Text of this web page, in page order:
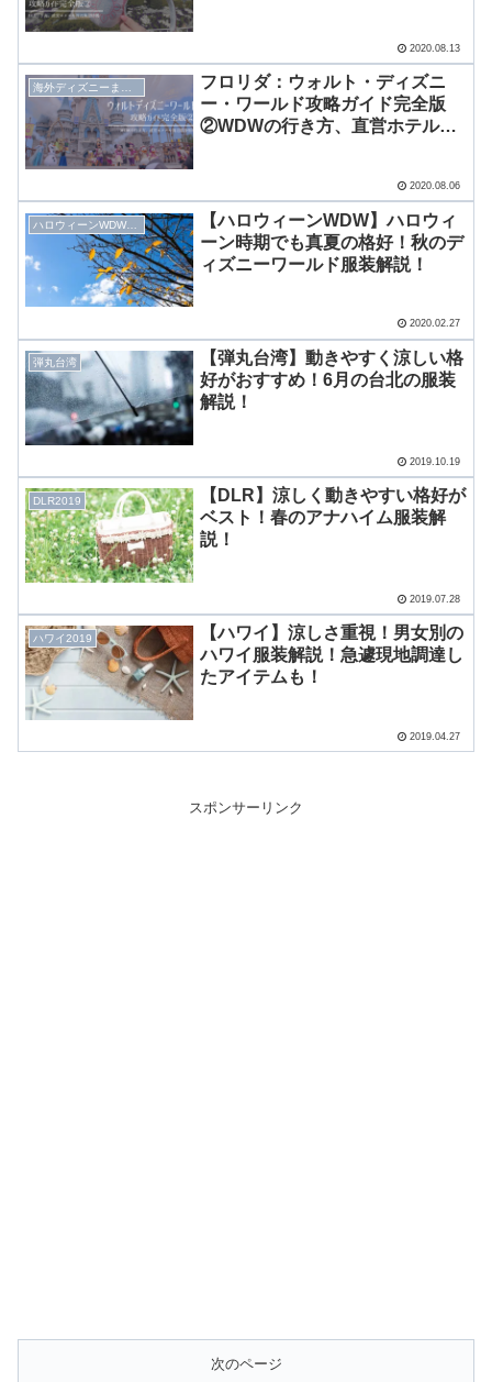
2020.08.13
フロリダ：ウォルト・ディズニ
ー・ワールド攻略ガイド完全版
②WDWの行き方、直営ホテルや
2020.08.06
ハロウィーンWDW2019
【ハロウィーンWDW】ハロウィ
ーン時期でも真夏の格好！秋のデ
ィズニーワールド服装解説！
2020.02.27
弾丸台湾
【弾丸台湾】動きやすく涼しい格
好がおすすめ！6月の台北の服装
解説！
2019.10.19
DLR2019
【DLR】涼しく動きやすい格好が
ベスト！春のアナハイム服装解
説！
2019.07.28
ハワイ2019
【ハワイ】涼しさ重視！男女別の
ハワイ服装解説！急遽現地調達し
たアイテムも！
2019.04.27
スポンサーリンク
次のページ